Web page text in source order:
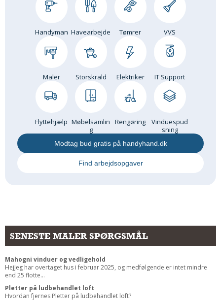
Handyman Havearbejde Tømrer VVS
Maler Storskrald Elektriker IT Support
Flyttehjælp Møbelsamlin
g
Rengøring
Vinduespud
sning
Modtag bud gratis på handyhand.dk
Find arbejdsopgaver
SENESTE MALER SPØRGSMÅL
Mahogni vinduer og vedligehold
HejJeg har overtaget hus i februar 2025, og medfølgende er intet mindre
end 25 flotte...
Pletter på ludbehandlet loft
Hvordan fjernes Pletter på ludbehandlet loft?